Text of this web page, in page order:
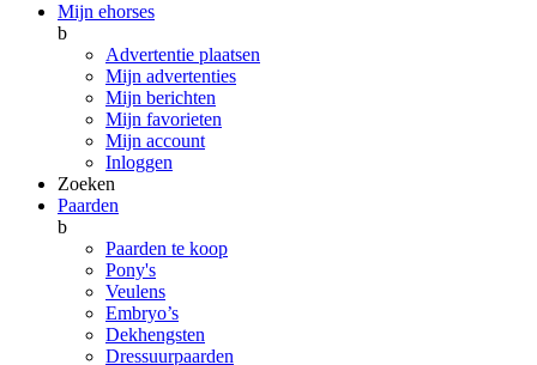
Mijn ehorses
b
Advertentie plaatsen
Mijn advertenties
Mijn berichten
Mijn favorieten
Mijn account
Inloggen
Zoeken
Paarden
b
Paarden te koop
Pony's
Veulens
Embryo’s
Dekhengsten
Dressuurpaarden